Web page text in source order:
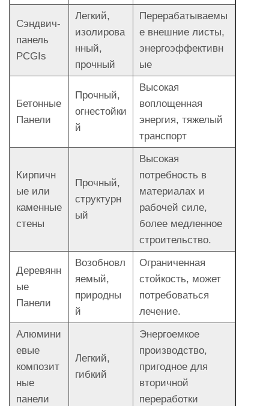
Сэндвич-
панель
PCGIs
Легкий,
изолирова
нный,
прочный
Перерабатываемы
е внешние листы,
энергоэффективн
ые
Бетонные
Панели
Прочный,
огнестойки
й
Высокая
воплощенная
энергия, тяжелый
транспорт
Кирпичн
ые или
каменные
стены
Прочный,
структурн
ый
Высокая
потребность в
материалах и
рабочей силе,
более медленное
строительство.
Деревянн
ые
Панели
Возобновл
яемый,
природны
й
Ограниченная
стойкость, может
потребоваться
лечение.
Алюмини
евые
композит
ные
панели
Легкий,
гибкий
Энергоемкое
производство,
пригодное для
вторичной
переработки